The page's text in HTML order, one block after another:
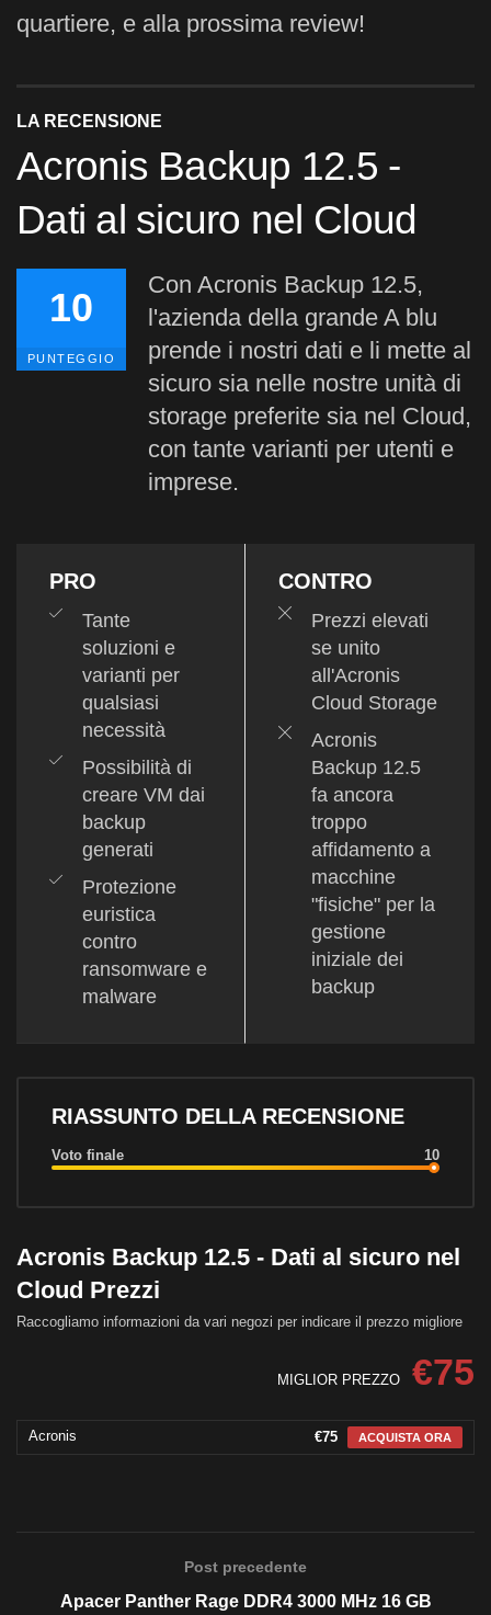
quartiere, e alla prossima review!
LA RECENSIONE
Acronis Backup 12.5 -
Dati al sicuro nel Cloud
10
PUNTEGGIO
Con Acronis Backup 12.5,
l'azienda della grande A blu
prende i nostri dati e li mette al
sicuro sia nelle nostre unità di
storage preferite sia nel Cloud,
con tante varianti per utenti e
imprese.
PRO
Tante
soluzioni e
varianti per
qualsiasi
necessità
Possibilità di
creare VM dai
backup
generati
Protezione
euristica
contro
ransomware e
malware
CONTRO
Prezzi elevati
se unito
all'Acronis
Cloud Storage
Acronis
Backup 12.5
fa ancora
troppo
affidamento a
macchine
"fisiche" per la
gestione
iniziale dei
backup
RIASSUNTO DELLA RECENSIONE
Voto finale 10
Acronis Backup 12.5 - Dati al sicuro nel
Cloud Prezzi
Raccogliamo informazioni da vari negozi per indicare il prezzo migliore
MIGLIOR PREZZO €75
Acronis €75 ACQUISTA ORA
Post precedente
Apacer Panther Rage DDR4 3000 MHz 16 GB